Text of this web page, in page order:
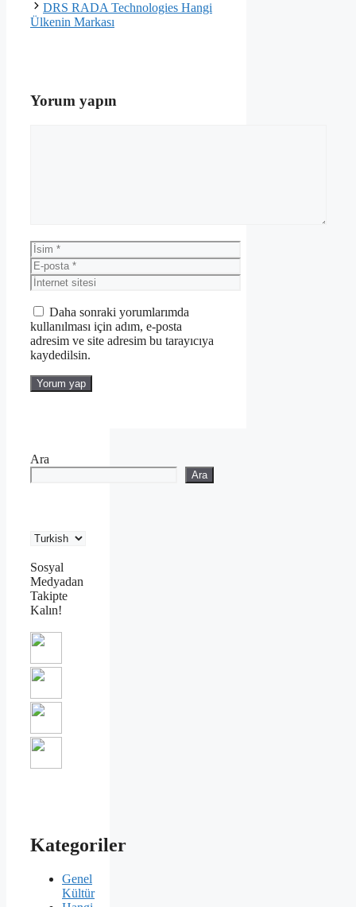
DRS RADA Technologies Hangi
Ülkenin Markası
Yorum yapın
İsim
E-
posta
İnternet
sitesi
Daha sonraki yorumlarımda
kullanılması için adım, e-posta
adresim ve site adresim bu tarayıcıya
kaydedilsin.
Ara
Ara
Sosyal
Medyadan
Takipte
Kalın!
Kategoriler
Genel
Kültür